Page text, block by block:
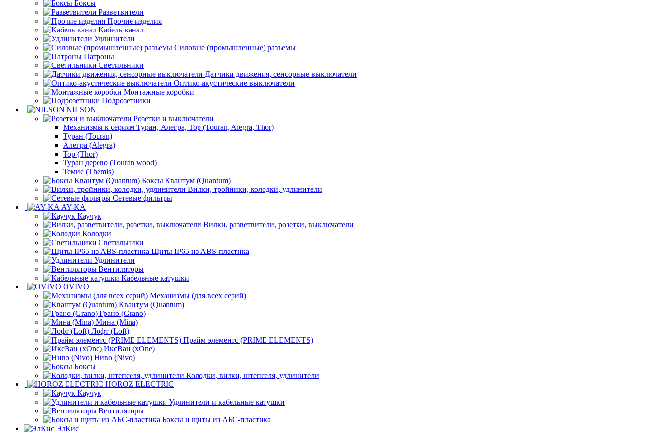
Боксы
Разветвители
Прочие изделия
Кабель-канал
Удлинители
Силовые (промышленные) разъемы
Патроны
Светильники
Датчики движения, сенсорные выключатели
Оптико-акустические выключатели
Монтажные коробки
Подрозетники
NILSON
Розетки и выключатели
Механизмы к сериям Туран, Алегра, Тор (Touran, Alegra, Thor)
Туран (Touran)
Алегра (Alegra)
Тор (Thor)
Туран дерево (Touran wood)
Темис (Themis)
Боксы Квантум (Quantum)
Вилки, тройники, колодки, удлинители
Сетевые фильтры
AY-KA
Каучук
Вилки, разветвители, розетки, выключатели
Колодки
Светильники
Щиты IP65 из ABS-пластика
Удлинители
Вентиляторы
Кабельные катушки
OVIVO
Механизмы (для всех серий)
Квантум (Quantum)
Грано (Grano)
Мина (Mina)
Лофт (Loft)
Прайм элементс (PRIME ELEMENTS)
ИксВан (xOne)
Ниво (Nivo)
Боксы
Колодки, вилки, штепселя, удлинители
HOROZ ELECTRIC
Каучук
Удлинители и кабельные катушки
Вентиляторы
Боксы и щиты из АБС-пластика
ЭлКис